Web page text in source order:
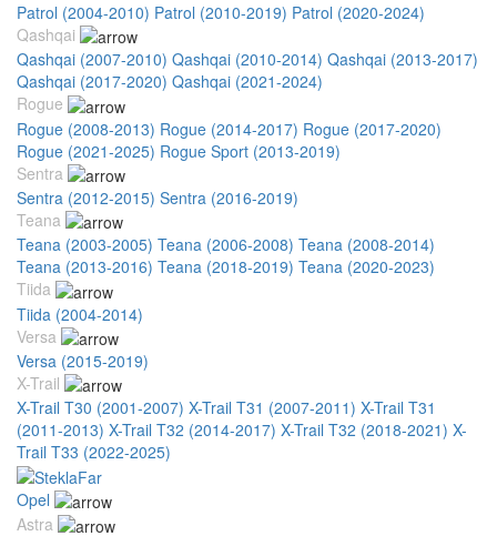
Patrol (2004-2010) Patrol (2010-2019) Patrol (2020-2024)
Qashqai
Qashqai (2007-2010) Qashqai (2010-2014) Qashqai (2013-2017)
Qashqai (2017-2020) Qashqai (2021-2024)
Rogue
Rogue (2008-2013) Rogue (2014-2017) Rogue (2017-2020)
Rogue (2021-2025) Rogue Sport (2013-2019)
Sentra
Sentra (2012-2015) Sentra (2016-2019)
Teana
Teana (2003-2005) Teana (2006-2008) Teana (2008-2014)
Teana (2013-2016) Teana (2018-2019) Teana (2020-2023)
Tiida
Tiida (2004-2014)
Versa
Versa (2015-2019)
X-Trail
X-Trail T30 (2001-2007) X-Trail T31 (2007-2011) X-Trail T31
(2011-2013) X-Trail T32 (2014-2017) X-Trail T32 (2018-2021) X-
Trail T33 (2022-2025)
Opel
Astra